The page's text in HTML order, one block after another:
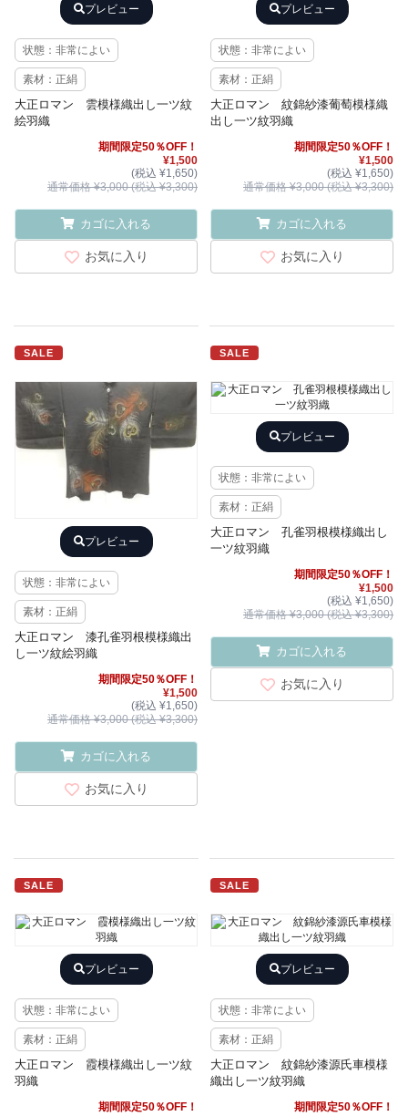
プレビュー
状態：非常によい
素材：正絹
大正ロマン 雲模様織出し一ツ紋
絵羽織
期間限定50％OFF！
¥1,500
(税込 ¥1,650)
通常価格 ¥3,000 (税込 ¥3,300)
カゴに入れる
お気に入り
プレビュー
状態：非常によい
素材：正絹
大正ロマン 紋錦紗漆葡萄模様織
出し一ツ紋羽織
期間限定50％OFF！
¥1,500
(税込 ¥1,650)
通常価格 ¥3,000 (税込 ¥3,300)
カゴに入れる
お気に入り
SALE
プレビュー
状態：非常によい
素材：正絹
大正ロマン 漆孔雀羽根模様織出
し一ツ紋絵羽織
期間限定50％OFF！
¥1,500
(税込 ¥1,650)
通常価格 ¥3,000 (税込 ¥3,300)
カゴに入れる
お気に入り
SALE
プレビュー
状態：非常によい
素材：正絹
大正ロマン 孔雀羽根模様織出し
一ツ紋羽織
期間限定50％OFF！
¥1,500
(税込 ¥1,650)
通常価格 ¥3,000 (税込 ¥3,300)
カゴに入れる
お気に入り
SALE
プレビュー
状態：非常によい
素材：正絹
大正ロマン 霞模様織出し一ツ紋
羽織
期間限定50％OFF！
SALE
プレビュー
状態：非常によい
素材：正絹
大正ロマン 紋錦紗漆源氏車模様
織出し一ツ紋羽織
期間限定50％OFF！